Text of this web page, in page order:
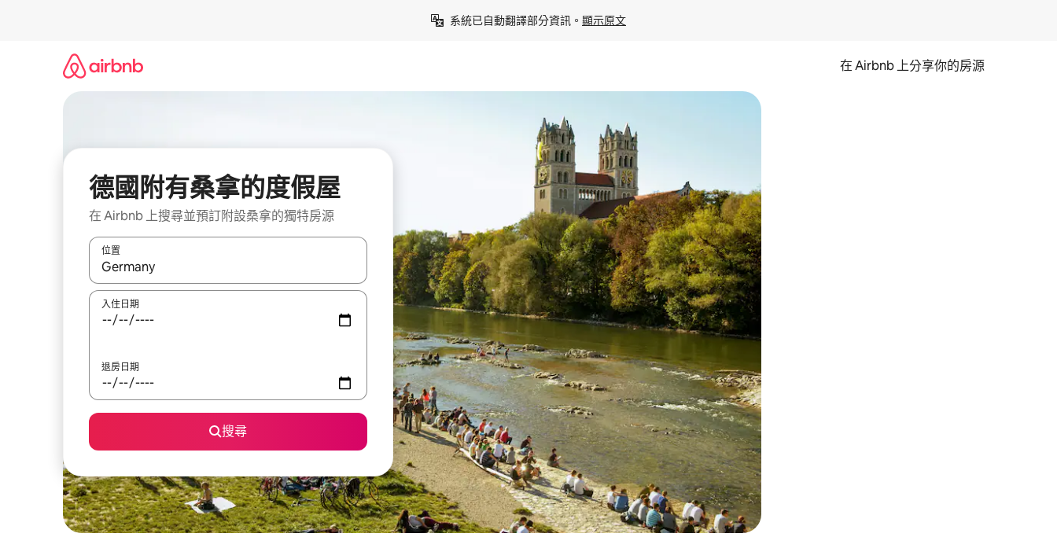
系統已自動翻譯部分資訊。 顯示原文
在 Airbnb 上分享你的房源
德國附有桑拿的度假屋
在 Airbnb 上搜尋並預訂附設桑拿的獨特房源
位置
如有搜尋結果，瀏覽內容時請使用上下箭頭，或輕點、滑動裝置。
入住日期
退房日期
搜尋